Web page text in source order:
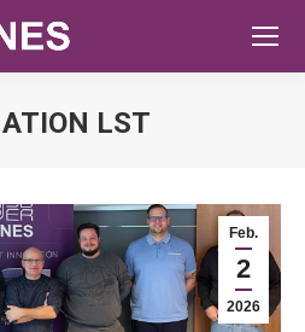
LST
Feb.
2
2026